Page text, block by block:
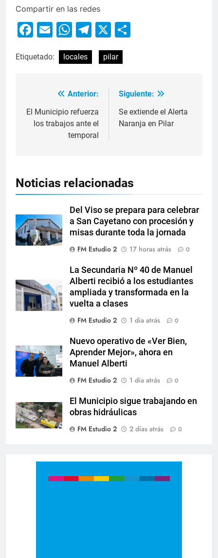
Compartir en las redes
Facebook
EmailWhatsApp
Telegram
X
Etiquetado: locales pilar
Anterior:
El Municipio refuerza
los trabajos ante el
temporal
Siguiente:
Se extiende el Alerta
Naranja en Pilar
Noticias relacionadas
Del Viso se prepara para celebrar
a San Cayetano con procesión y
misas durante toda la jornada
FM Estudio 2
17 horas atrás 0
La Secundaria Nº 40 de Manuel
Alberti recibió a los estudiantes
ampliada y transformada en la
vuelta a clases
FM Estudio 2
1 día atrás 0
Nuevo operativo de «Ver Bien,
Aprender Mejor», ahora en
Manuel Alberti
FM Estudio 2
1 día atrás 0
El Municipio sigue trabajando en
obras hidráulicas
FM Estudio 2
2 días atrás 0